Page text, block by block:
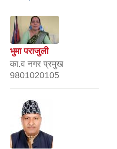
भुमा पराजुली
का.व नगर प्रमुख
9801020105